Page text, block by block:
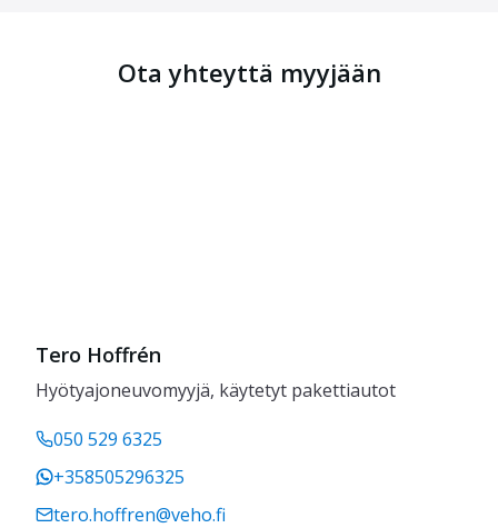
Ota yhteyttä myyjään
Tero Hoffrén
Hyötyajoneuvomyyjä, käytetyt pakettiautot
050 529 6325
+358505296325
tero.hoffren@veho.fi